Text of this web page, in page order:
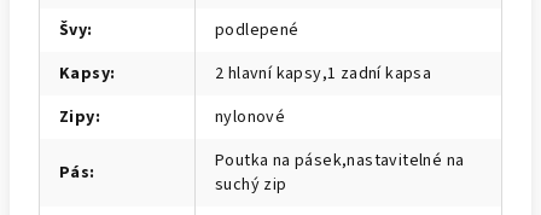
Švy:
podlepené
Kapsy:
2 hlavní kapsy,1 zadní kapsa
Zipy: nylonové
Pás:
Poutka na pásek,nastavitelné na
suchý zip